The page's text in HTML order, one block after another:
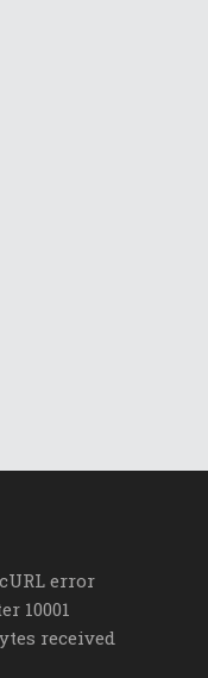
error
10001
received